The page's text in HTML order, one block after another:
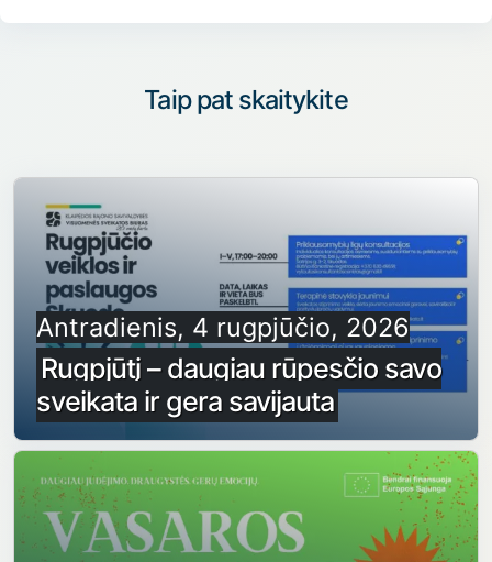
Taip pat skaitykite
Antradienis, 4 rugpjūčio, 2026
Rugpjūtį – daugiau rūpesčio savo
sveikata ir gera savijauta